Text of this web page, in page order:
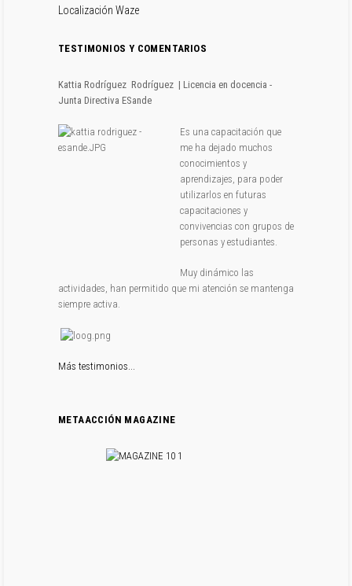
Localización Waze
TESTIMONIOS Y COMENTARIOS
Kattia Rodríguez Rodríguez | Licencia en docencia -
Junta Directiva ESande
Es una capacitación que
me ha dejado muchos
conocimientos y
aprendizajes, para poder
utilizarlos en futuras
capacitaciones y
convivencias con grupos de
personas y estudiantes.
Muy dinámico las
actividades, han permitido que mi atención se mantenga
siempre activa.
Más testimonios...
METAACCIÓN MAGAZINE